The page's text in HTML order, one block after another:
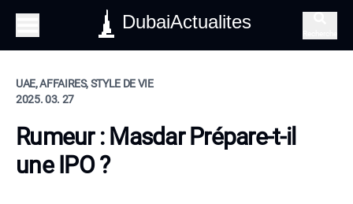
DubaiActualites
UAE, AFFAIRES, STYLE DE VIE
2025. 03. 27
Rumeur : Masdar Prépare-t-il
une IPO ?